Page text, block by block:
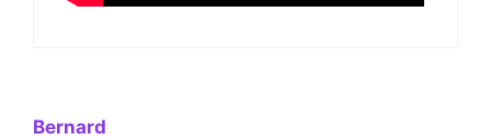
Bernard